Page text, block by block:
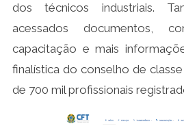
dos técnicos industriais.
acessados documentos,
capacitação e mais
finalística do conselho de
de 700 mil profissionais